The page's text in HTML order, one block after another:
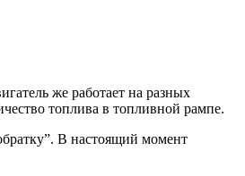
же работает на разных
топлива в топливной рампе.
В настоящий момент